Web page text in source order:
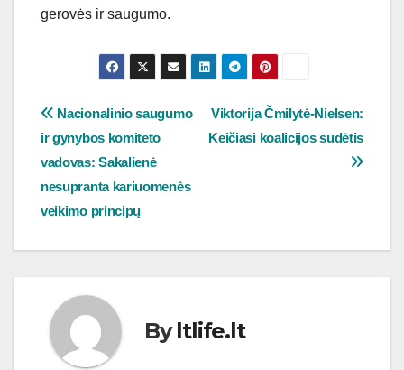
gerovės ir saugumo.
Navigacija
tarp
įrašų
Viktorija Čmilytė-Nielsen:
Keičiasi koalicijos sudėtis
Nacionalinio saugumo
ir gynybos komiteto
vadovas: Sakalienė
nesupranta kariuomenės
veikimo principų
Byltlife.lt